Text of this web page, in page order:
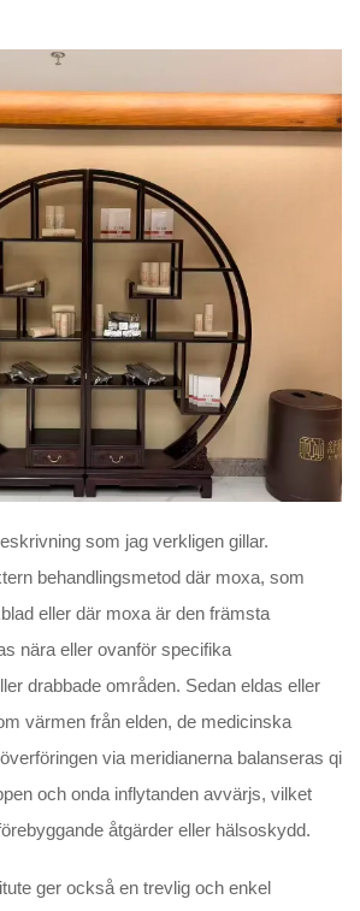
som jag verkligen gillar.
behandlingsmetod där moxa, som
eller där moxa är den främsta
nära eller ovanför specifika
drabbade områden. Sedan eldas eller
värmen från elden, de medicinska
via meridianerna balanseras qi
och onda inflytanden avvärjs, vilket
åtgärder eller hälsoskydd.
ger också en trevlig och enkel